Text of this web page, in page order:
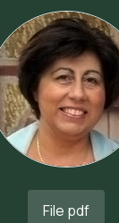
File pdf